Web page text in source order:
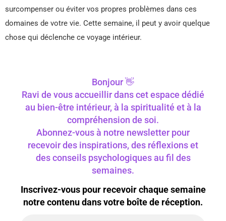
surcompenser ou éviter vos propres problèmes dans ces
domaines de votre vie. Cette semaine, il peut y avoir quelque
chose qui déclenche ce voyage intérieur.
Bonjour 👋
Ravi de vous accueillir dans cet espace dédié
au bien-être intérieur, à la spiritualité et à la
compréhension de soi.
Abonnez-vous à notre newsletter pour
recevoir des inspirations, des réflexions et
des conseils psychologiques au fil des
semaines.
Inscrivez-vous pour recevoir chaque semaine
notre contenu dans votre boîte de réception.